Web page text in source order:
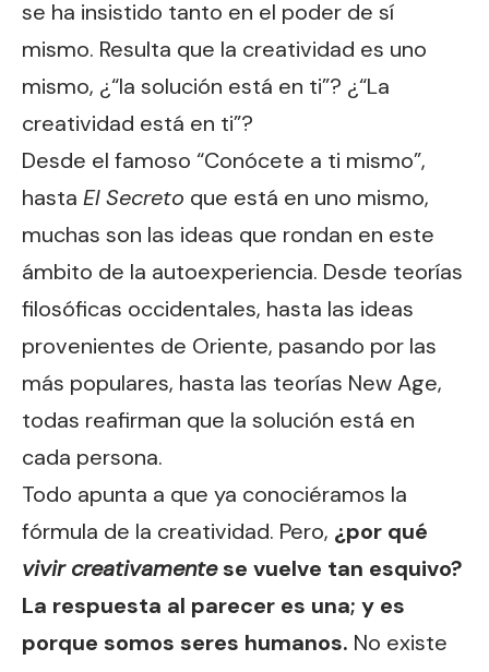
se ha insistido tanto en el poder de sí
mismo. Resulta que la creatividad es uno
mismo, ¿“la solución está en ti”? ¿“La
creatividad está en ti”?
Desde el famoso “Conócete a ti mismo”,
hasta El Secreto que está en uno mismo,
muchas son las ideas que rondan en este
ámbito de la autoexperiencia. Desde teorías
filosóficas occidentales, hasta las ideas
provenientes de Oriente, pasando por las
más populares, hasta las teorías New Age,
todas reafirman que la solución está en
cada persona.
Todo apunta a que ya conociéramos la
fórmula de la creatividad. Pero, ¿por qué
vivir creativamentese vuelve tan esquivo?
La respuesta al parecer es una; y es
porque somos seres humanos. No existe